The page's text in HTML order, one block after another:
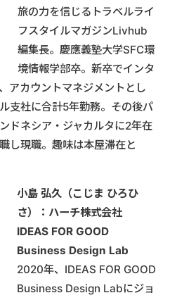
旅の力を信じるトラベルライ
フスタイルマガジンLivhub
編集長。慶應義塾大学SFC環
境情報学部卒。新卒でインタ
アカウントマネジメントとし
支社に合計5年勤務。その後パ
ドネシア・ジャカルタに2年在
し現職。趣味は本屋滞在と
小島 弘久（こじま ひろひ
さ）：ハーチ株式会社
IDEAS FOR GOOD
Business Design Lab
2020年、IDEAS FOR GOOD
Business Design Labにジョ